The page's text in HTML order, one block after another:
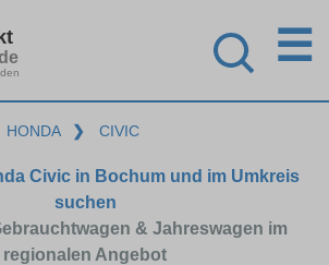
☰
HONDA ❯ CIVIC
Civic in Bochum und im Umkreis
suchen
& Jahreswagen im
regionalen Angebot